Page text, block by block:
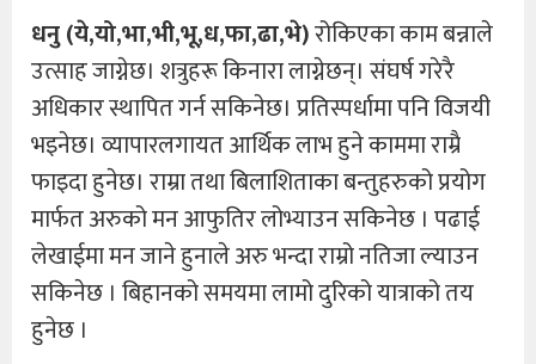
धनु (ये,यो,भा,भी,भू,ध,फा,ढा,भे)रोकिएका काम बन्नाले
उत्साह जाग्नेछ। शत्रुहरू किनारा लाग्नेछन्। संघर्ष गरेरै
अधिकार स्थापित गर्न सकिनेछ। प्रतिस्पर्धामा पनि विजयी
भइनेछ। व्यापारलगायत आर्थिक लाभ हुने काममा राम्रै
फाइदा हुनेछ। राम्रा तथा बिलाशिताका बन्तुहरुको प्रयोग
मार्फत अरुको मन आफुतिर लोभ्याउन सकिनेछ । पढाई
लेखाईमा मन जाने हुनाले अरु भन्दा राम्रो नतिजा ल्याउन
सकिनेछ । बिहानको समयमा लामो दुरिको यात्राको तय
हुनेछ ।